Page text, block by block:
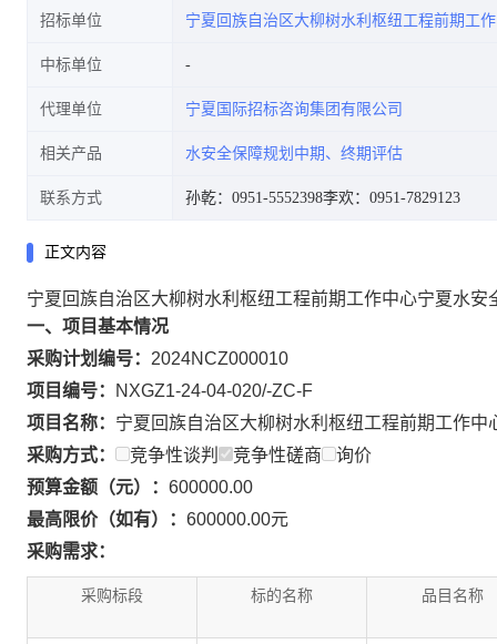
招标单位 宁夏回族自治区大柳树水利枢纽工程前期工
中标单位
代理单位 宁夏国际招标咨询集团有限公司
相关产品 水安全保障规划中期、终期评估
联系方式 孙乾：0951-5552398李欢：0951-7829123
正文内容
宁夏回族自治区大柳树水利枢纽工程前期工作中心宁夏水
一、项目基本情况
采购计划编号： 2024NCZ000010
项目编号：
NXGZ1-24-04-020/-ZC-F
项目名称： 宁夏回族自治区大柳树水利枢纽工程前期工作中
采购方式：
竞争性谈判 竞争性磋商
询价
预算金额（元）： 600000.00
最高限价（如有）： 600000.00元
采购需求：
采购标段 标的名称 品目名称